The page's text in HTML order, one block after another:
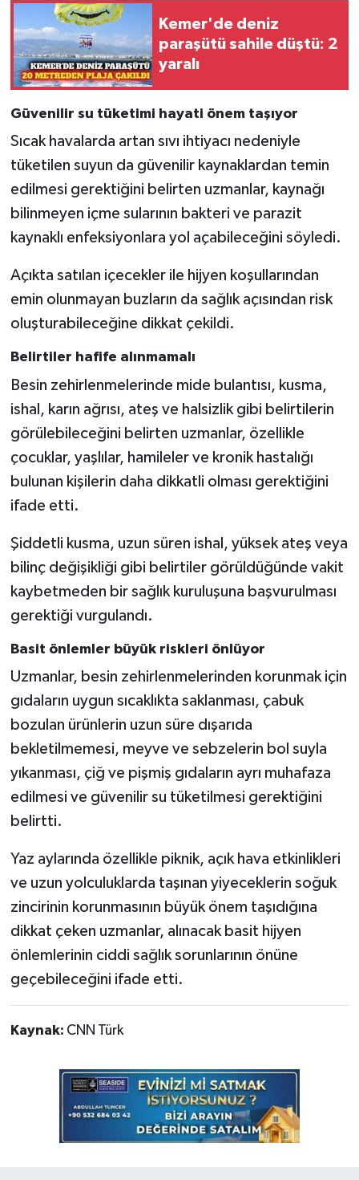
Kemer'de deniz
paraşütü sahile düştü: 2
yaralı
Güvenilir su tüketimi hayati önem taşıyor
Sıcak havalarda artan sıvı ihtiyacı nedeniyle
tüketilen suyun da güvenilir kaynaklardan temin
edilmesi gerektiğini belirten uzmanlar, kaynağı
bilinmeyen içme sularının bakteri ve parazit
kaynaklı enfeksiyonlara yol açabileceğini söyledi.
Açıkta satılan içecekler ile hijyen koşullarından
emin olunmayan buzların da sağlık açısından risk
oluşturabileceğine dikkat çekildi.
Belirtiler hafife alınmamalı
Besin zehirlenmelerinde mide bulantısı, kusma,
ishal, karın ağrısı, ateş ve halsizlik gibi belirtilerin
görülebileceğini belirten uzmanlar, özellikle
çocuklar, yaşlılar, hamileler ve kronik hastalığı
bulunan kişilerin daha dikkatli olması gerektiğini
ifade etti.
Şiddetli kusma, uzun süren ishal, yüksek ateş veya
bilinç değişikliği gibi belirtiler görüldüğünde vakit
kaybetmeden bir sağlık kuruluşuna başvurulması
gerektiği vurgulandı.
Basit önlemler büyük riskleri önlüyor
Uzmanlar, besin zehirlenmelerinden korunmak için
gıdaların uygun sıcaklıkta saklanması, çabuk
bozulan ürünlerin uzun süre dışarıda
bekletilmemesi, meyve ve sebzelerin bol suyla
yıkanması, çiğ ve pişmiş gıdaların ayrı muhafaza
edilmesi ve güvenilir su tüketilmesi gerektiğini
belirtti.
Yaz aylarında özellikle piknik, açık hava etkinlikleri
ve uzun yolculuklarda taşınan yiyeceklerin soğuk
zincirinin korunmasının büyük önem taşıdığına
dikkat çeken uzmanlar, alınacak basit hijyen
önlemlerinin ciddi sağlık sorunlarının önüne
geçebileceğini ifade etti.
Kaynak: CNN Türk